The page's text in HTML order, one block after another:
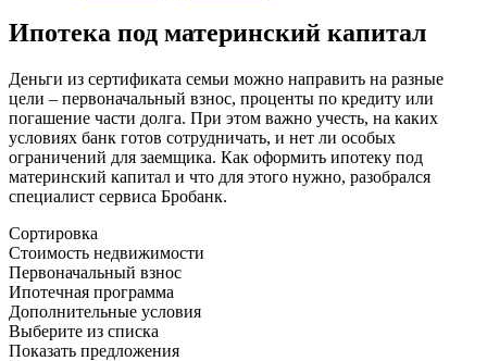
Ипотека под материнский капитал
Деньги из сертификата семьи можно направить на разные
цели – первоначальный взнос, проценты по кредиту или
погашение части долга. При этом важно учесть, на каких
условиях банк готов сотрудничать, и нет ли особых
ограничений для заемщика. Как оформить ипотеку под
материнский капитал и что для этого нужно, разобрался
специалист сервиса Бробанк.
Сортировка
Стоимость недвижимости
Первоначальный взнос
Ипотечная программа
Дополнительные условия
Выберите из списка
Показать предложения